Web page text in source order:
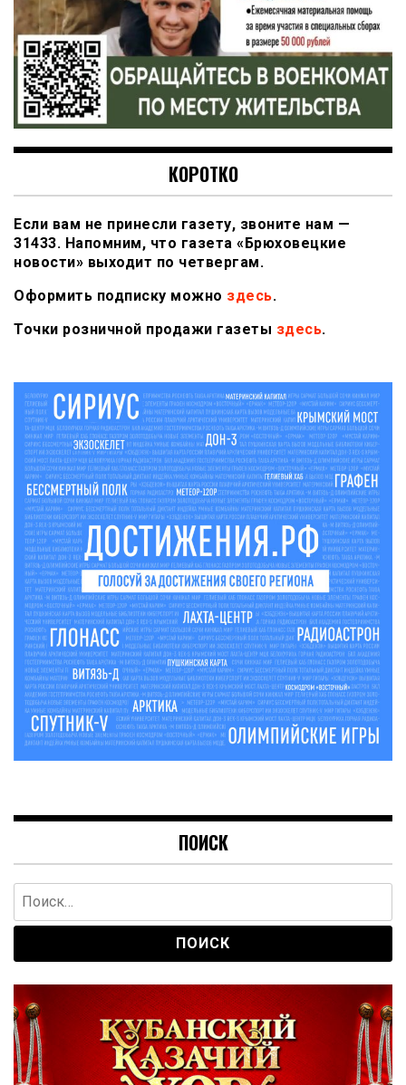
КОРОТКО
Если вам не принесли газету, звоните нам —
31433. Напомним, что газета «Брюховецкие
новости» выходит по четвергам.
Оформить подписку можно здесь.
Точки розничной продажи газеты здесь.
ПОИСК
Найти: